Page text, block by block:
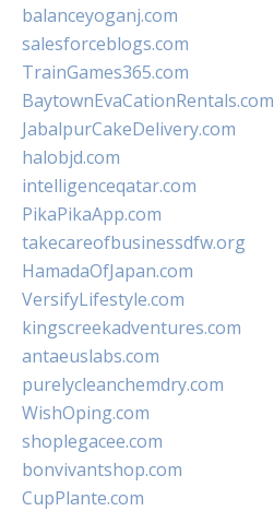
balanceyoganj.com
salesforceblogs.com
TrainGames365.com
BaytownEvaCationRentals.com
JabalpurCakeDelivery.com
halobjd.com
intelligenceqatar.com
PikaPikaApp.com
takecareofbusinessdfw.org
HamadaOfJapan.com
VersifyLifestyle.com
kingscreekadventures.com
antaeuslabs.com
purelycleanchemdry.com
WishOping.com
shoplegacee.com
bonvivantshop.com
CupPlante.com